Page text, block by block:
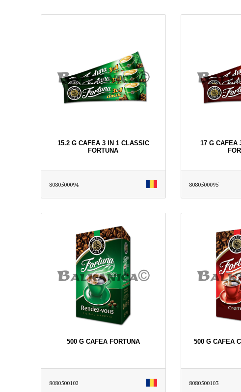
15.2 G CAFEA 3 IN 1 CLASSIC
FORTUNA
8080500094
17 G CAFEA
8080500095
500 G CAFEA FORTUNA
8080500102
500 G CAFEA
8080500103